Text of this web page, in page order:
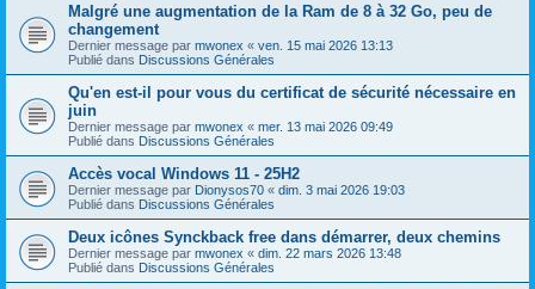
Malgré une augmentation de la Ram de 8 à 32 Go, peu de
changement
Dernier message par mwonex « ven. 15 mai 2026 13:13
Publié dans Discussions Générales
Qu'en est-il pour vous du certificat de sécurité nécessaire en
juin
Dernier message par mwonex « mer. 13 mai 2026 09:49
Publié dans Discussions Générales
Accès vocal Windows 11 - 25H2
Dernier message par Dionysos70 « dim. 3 mai 2026 19:03
Publié dans Discussions Générales
Deux icônes Synckback free dans démarrer, deux chemins
Dernier message par mwonex « dim. 22 mars 2026 13:48
Publié dans Discussions Générales